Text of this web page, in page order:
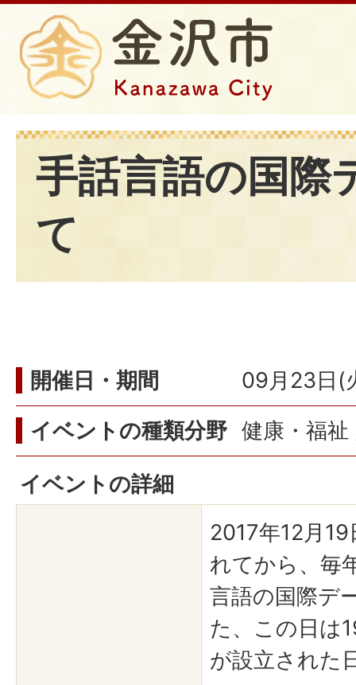
手話言語の国際
て
開催日・期間
09月23日(
イベントの種類分野 健康・福
イベントの詳細
2017年12月
れてから、毎
言語の国際デ
た、この日は
が設立された